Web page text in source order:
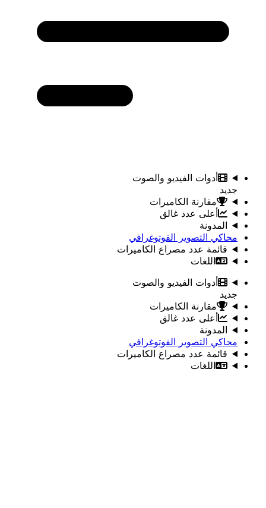
أدوات الفيديو والصوت
جديد
مقارنة الكاميرات
أعلى عدد غالق
المدونة
محاكي التصوير الفوتوغرافي
قائمة عدد مصراع الكاميرات
اللغات
أدوات الفيديو والصوت
جديد
مقارنة الكاميرات
أعلى عدد غالق
المدونة
محاكي التصوير الفوتوغرافي
قائمة عدد مصراع الكاميرات
اللغات